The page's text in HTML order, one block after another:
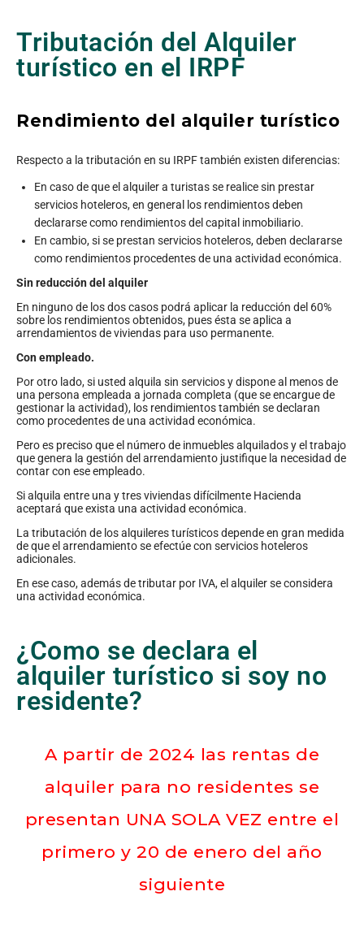
Tributación del Alquiler
turístico en el IRPF
Rendimiento del alquiler turístico
Respecto a la tributación en su IRPF también existen diferencias:
En caso de que el alquiler a turistas se realice sin prestar
servicios hoteleros, en general los rendimientos deben
declararse como rendimientos del capital inmobiliario.
En cambio, si se prestan servicios hoteleros, deben declararse
como rendimientos procedentes de una actividad económica.
Sin reducción del alquiler
En ninguno de los dos casos podrá aplicar la reducción del 60%
sobre los rendimientos obtenidos, pues ésta se aplica a
arrendamientos de viviendas para uso permanente.
Con empleado.
Por otro lado, si usted alquila sin servicios y dispone al menos de
una persona empleada a jornada completa (que se encargue de
gestionar la actividad), los rendimientos también se declaran
como procedentes de una actividad económica.
Pero es preciso que el número de inmuebles alquilados y el trabajo
que genera la gestión del arrendamiento justifique la necesidad de
contar con ese empleado.
Si alquila entre una y tres viviendas difícilmente Hacienda
aceptará que exista una actividad económica.
La tributación de los alquileres turísticos depende en gran medida
de que el arrendamiento se efectúe con servicios hoteleros
adicionales.
En ese caso, además de tributar por IVA, el alquiler se considera
una actividad económica.
¿Como se declara el
alquiler turístico si soy no
residente?
A partir de 2024 las rentas de
alquiler para no residentes se
presentan UNA SOLA VEZ entre el
primero y 20 de enero del año
siguiente